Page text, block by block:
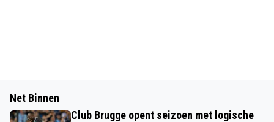
Net Binnen
Club Brugge opent seizoen met logische